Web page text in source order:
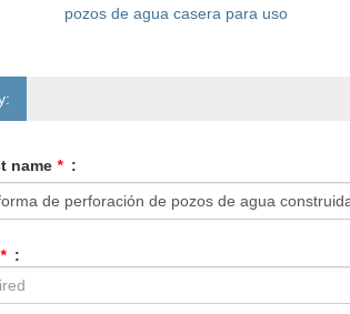
pozos de agua casera para uso
name * :
* :